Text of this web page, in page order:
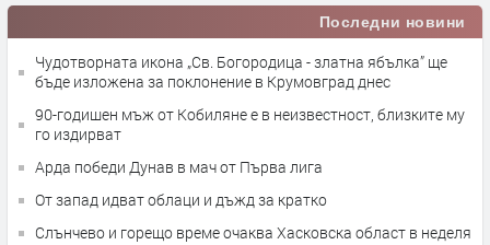
Последни новини
Чудотворната икона „Св. Богородица - златна ябълка” ще
бъде изложена за поклонение в Крумовград днес
90-годишен мъж от Кобиляне е в неизвестност, близките му
го издирват
Арда победи Дунав в мач от Първа лига
От запад идват облаци и дъжд за кратко
Слънчево и горещо време очаква Хасковска област в неделя